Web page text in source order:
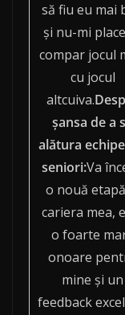
să fiu eu mai
şi nu-mi
compar jocul
cu jocul
altcuiva.
şansa de a
alătura
seniori:Va
o nouă
cariera mea,
o foarte
onoare
mine şi un
feedback